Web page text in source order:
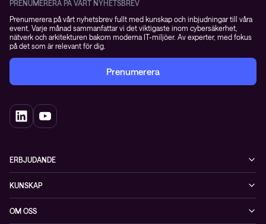
PRENUMERERA PÅ VÅRT NYHETSBREV
Prenumerera på vårt nyhetsbrev fullt med kunskap och inbjudningar till våra
event. Varje månad sammanfattar vi det viktigaste inom cybersäkerhet,
nätverk och arkitekturen bakom moderna IT-miljöer. Av experter, med fokus
på det som är relevant för dig.
Prenumerera
ERBJUDANDE
Datacenter & moln
Nätverk & WiFi
KUNSKAP
OM OSS